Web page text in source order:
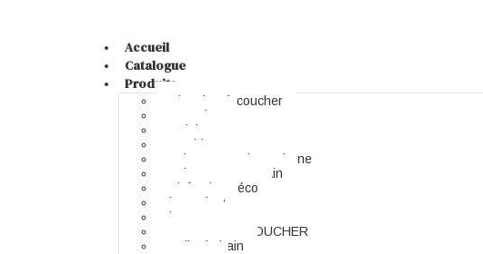
Accueil
Catalogue
Produits
Chambre à coucher
Dressing
Cuisines
Meubles
salon marocain moderne
salon contemporain
Plafond & Déco
bungalow
bureau
CHAMBRE A COUCHER
Salle de bain